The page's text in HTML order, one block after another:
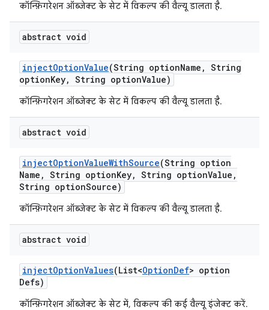
कॉन्फ़िगरेशन ऑब्जेक्ट के सेट में विकल्प की वैल्यू डालता है.
abstract void
injectOptionValue(String optionName , String
optionKey, String optionValue)
कॉन्फ़िगरेशन ऑब्जेक्ट के सेट में विकल्प की वैल्यू डालता है.
abstract void
injectOptionValueWithSource(String option
Name , String optionKey, String optionValue ,
String optionSource)
कॉन्फ़िगरेशन ऑब्जेक्ट के सेट में विकल्प की वैल्यू डालता है.
abstract void
injectOptionValues(List<OptionDef> option
Defs)
कॉन्फ़िगरेशन ऑब्जेक्ट के सेट में, विकल्प की कई वैल्यू इंजेक्ट करें.